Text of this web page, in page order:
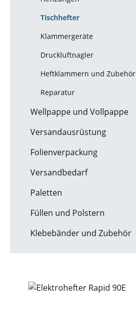
Tischhefter
Klammergeräte
Druckluftnagler
Heftklammern und Zubehör
Reparatur
Wellpappe und Vollpappe
Versandausrüstung
Folienverpackung
Versandbedarf
Paletten
Füllen und Polstern
Klebebänder und Zubehör